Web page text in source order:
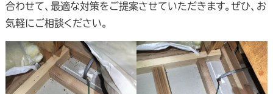
合わせて、最適な対策をご提案させていただきます。ぜひ、お
気軽にご相談ください。